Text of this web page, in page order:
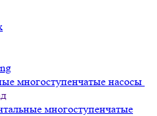
многоступенчатые насосы
многоступенчатые